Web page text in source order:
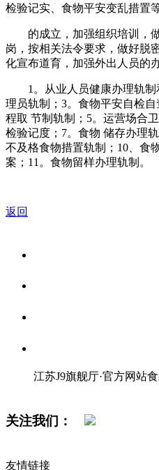
检验记实、食物平安变乱措置
的成立，加强组织培训，做
岗，按相关法令要求，做好脱
化宣布道育，加强外出人员的
1。从业人员健康办理轨制
理员轨制；3。食物平安自检
程取 节制轨制；5。运营场合
检验记度；7。食物 储存办理
不及格食物措置轨制；10、食
案；11。食物留样办理轨制。
返回
江苏J9旗舰厅·官方网站
关注我们：
友情链接